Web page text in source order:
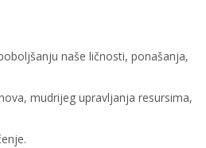
naše ličnosti, ponašanja,
mudrijeg upravljanja resursima,